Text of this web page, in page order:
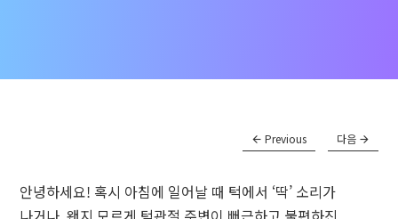
솔
턱
Previous 다음
안녕하세요! 혹시 아침에 일어날 때 턱에서 ‘딱’ 소리가